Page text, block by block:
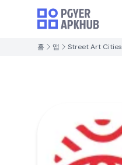
홈 앱 Street Art Cities